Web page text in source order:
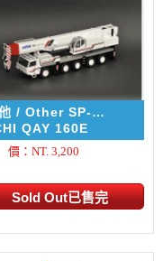
/ Other SP-
QAY 160E
：NT. 3,200